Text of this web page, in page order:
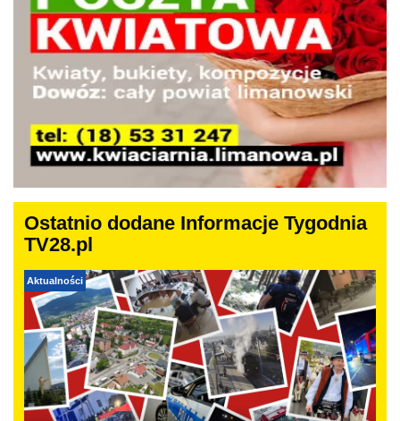
Ostatnio dodane Informacje Tygodnia
TV28.pl
Aktualności